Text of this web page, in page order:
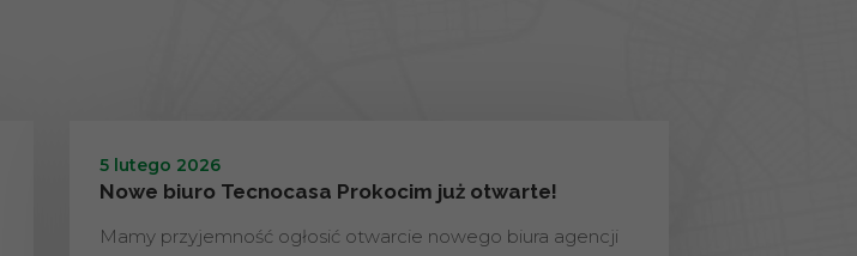
5 lutego 2026
Nowe biuro Tecnocasa Prokocim już otwarte!
Mamy przyjemność ogłosić otwarcie nowego biura agencji